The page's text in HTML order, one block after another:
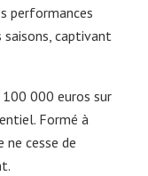
performances
saisons, captivant
000 euros sur
Formé à
ne cesse de